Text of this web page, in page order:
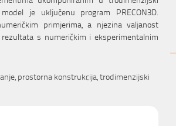
je uključenu program PRECON3D.
primjerima, a njezina valjanost
s numeričkim i eksperimentalnim
prostorna konstrukcija, trodimenzijski